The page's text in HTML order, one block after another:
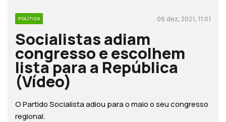
POLÍTICA 06 dez, 2021, 11:01
Socialistas adiam
congresso e escolhem
lista para a República
(Vídeo)
O Partido Socialista adiou para o maio o seu congresso
regional.